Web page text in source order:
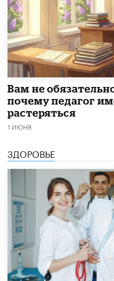
​Вам не
почему педагог
растеряться
1 ИЮНЯ
ЗДОРОВЬЕ